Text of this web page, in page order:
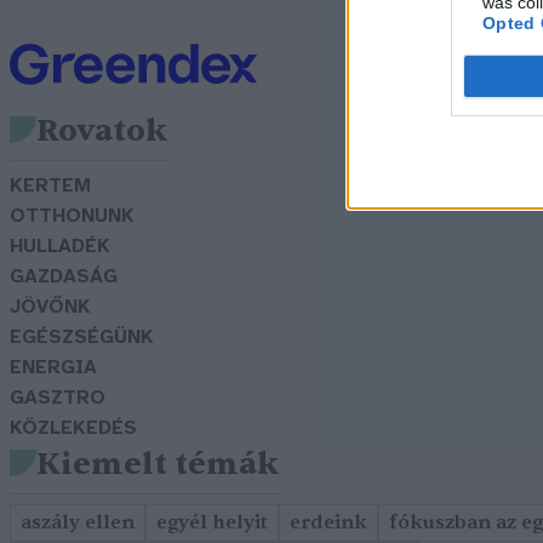
Opted
Rovatok
KERTEM
OTTHONUNK
HULLADÉK
GAZDASÁG
JÖVŐNK
EGÉSZSÉGÜNK
ENERGIA
GASZTRO
KÖZLEKEDÉS
Kiemelt témák
aszály ellen egyél helyit erdeink fókuszban az